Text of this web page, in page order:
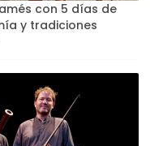
con 5 días de
y tradiciones